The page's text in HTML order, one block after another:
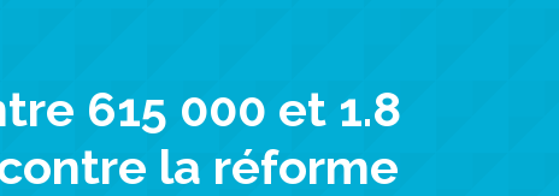
615 000 et 1.8
la réforme